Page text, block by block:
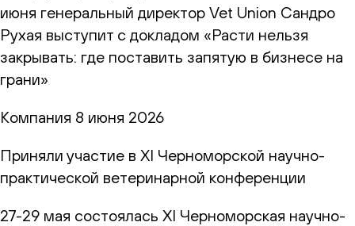
июня генеральный директор Vet Union Сандро
Рухая выступит с докладом «Расти нельзя
закрывать: где поставить запятую в бизнесе на
грани»
Компания 8 июня 2026
Приняли участие в XI Черноморской научно-
практической ветеринарной конференции
27-29 мая состоялась XI Черноморская научно-